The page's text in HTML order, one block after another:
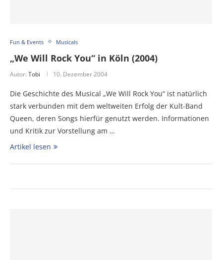
Fun & Events Musicals
„We Will Rock You“ in Köln (2004)
Autor: Tobi 10. Dezember 2004
Die Geschichte des Musical „We Will Rock You“ ist natürlich
stark verbunden mit dem weltweiten Erfolg der Kult-Band
Queen, deren Songs hierfür genutzt werden. Informationen
und Kritik zur Vorstellung am …
Artikel lesen